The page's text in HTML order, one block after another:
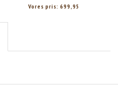
Vores pris: 699,95